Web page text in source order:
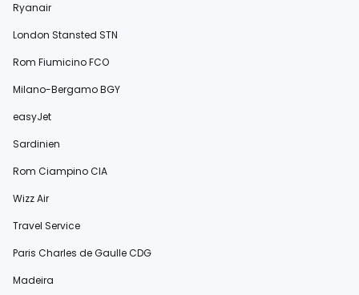
Ryanair
London Stansted STN
Rom Fiumicino FCO
Milano-Bergamo BGY
easyJet
Sardinien
Rom Ciampino CIA
Wizz Air
Travel Service
Paris Charles de Gaulle CDG
Madeira